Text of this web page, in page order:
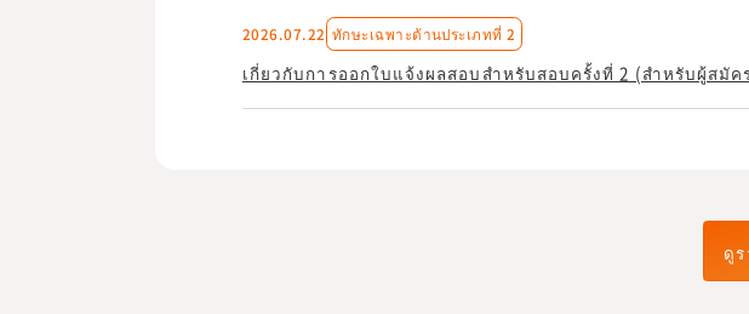
2026.07.22 ทักษะเฉพาะด้านประเภทที่ 2
เกี่ยวกับการออกใบแจ้งผลสอบสำหรับสอบครั้งที่ 2 (สำหรับผู้สมั
ดู